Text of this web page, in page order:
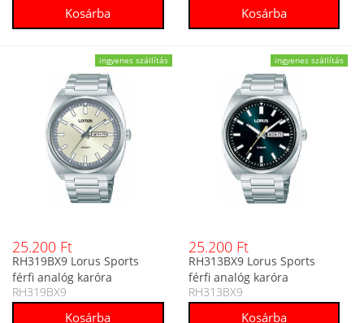
ingyenes szállítás
25.200 Ft
RH319BX9 Lorus Sports
férfi analóg karóra
RH319BX9
ingyenes szállítás
25.200 Ft
RH313BX9 Lorus Sports
férfi analóg karóra
RH313BX9